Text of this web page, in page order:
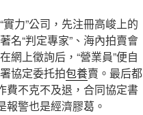
力”公司，先注冊高峻上的
名“判定專家”、海內拍賣會
網上徵詢后，“營業員”便自
協定委托拍包養賣。最后都
費不克不及退，合同協定書
報警也是經濟膠葛。